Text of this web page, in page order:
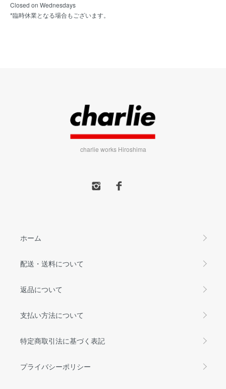
Closed on Wednesdays
*臨時休業となる場合もございます。
charlie works Hiroshima
ホーム
配送・送料について
返品について
支払い方法について
特定商取引法に基づく表記
プライバシーポリシー